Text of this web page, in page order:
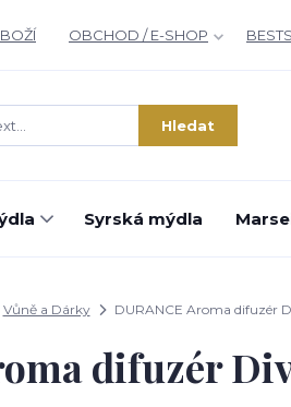
OBCHOD / E-SHOP
Hledat
Syrská mýdla
Vůně a Dárky DURANCE Aroma difuzér
difuzér